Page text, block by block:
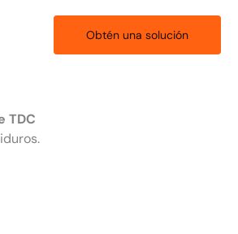
Obtén una solución
TDC